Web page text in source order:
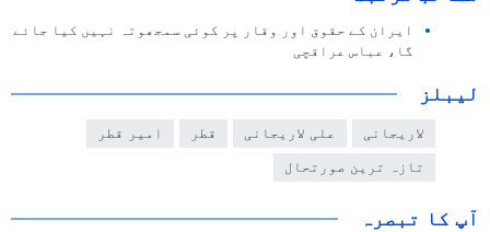
ایران کے حقوق اور وقار پر کوئی سمجھوتہ نہیں کیا جائے
گا، عباس عراقچی
لیبلز
لاریجانی علی لاریجانی قطر امیر قطر
تازہ ترین صورتحال
آپ کا تبصرہ